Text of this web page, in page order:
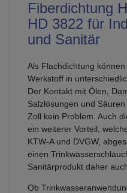
Fiberdichtung
HD 3822 für
und Sanitär
Als Flachdichtung
Werkstoff in
Der Kontakt mit Ölen,
Salzlösungen und
Zoll kein Problem. Auch
ein weiterer Vorteil,
KTW-A und DVGW,
einen
Sanitärprodukt daher
Ob